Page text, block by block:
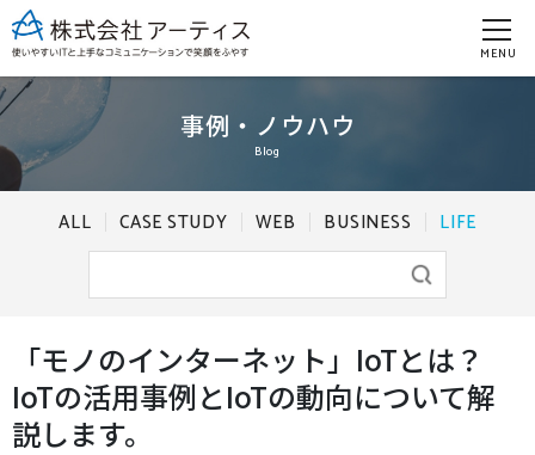
MENU
事例・ノウハウ
Blog
ALL CASE STUDY WEB BUSINESS LIFE
「モノのインターネット」IoTとは？
IoTの活用事例とIoTの動向について解
説します。